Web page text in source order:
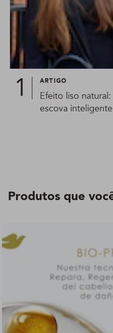
ARTIGO
Efeito liso
escova
Produtos que